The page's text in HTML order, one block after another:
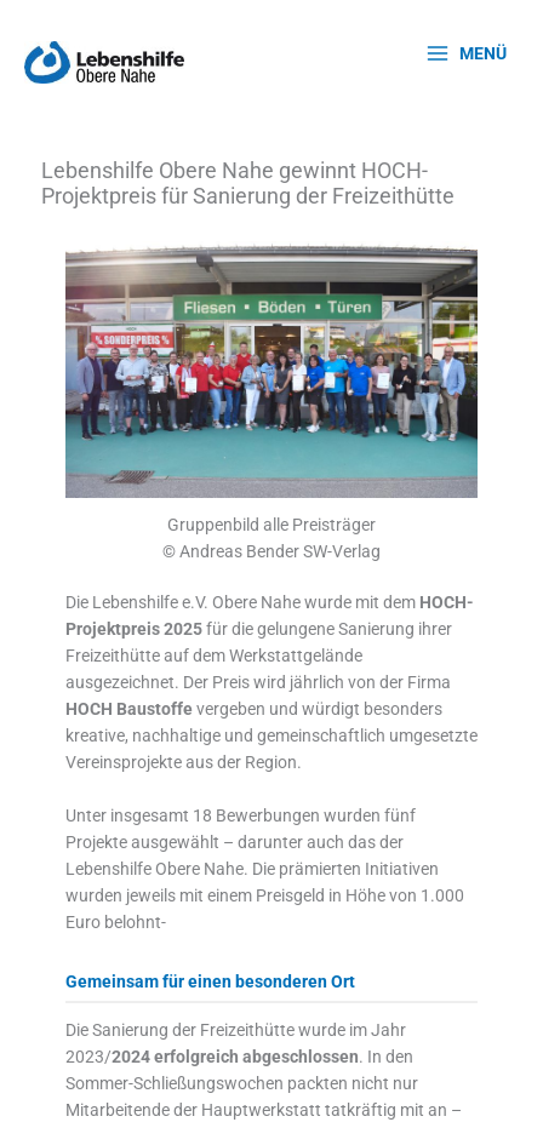
springen
MENÜ
Lebenshilfe Obere Nahe gewinnt HOCH-
Projektpreis für Sanierung der Freizeithütte
Gruppenbild alle Preisträger
©Andreas Bender SW-Verlag
Die Lebenshilfe e.V. Obere Nahe wurde mit dem HOCH-
Projektpreis 2025für die gelungene Sanierung ihrer
Freizeithütte auf dem Werkstattgelände
ausgezeichnet. Der Preis wird jährlich von der Firma
HOCH Baustoffevergeben und würdigt besonders
kreative, nachhaltige und gemeinschaftlich umgesetzte
Vereinsprojekte aus der Region.
Unter insgesamt 18 Bewerbungen wurden fünf
Projekte ausgewählt – darunter auch das der
Lebenshilfe Obere Nahe. Die prämierten Initiativen
wurden jeweils mit einem Preisgeld in Höhe von 1.000
Euro belohnt-
Gemeinsam für einen besonderen Ort
Die Sanierung der Freizeithütte wurde im Jahr
2023/2024 erfolgreich abgeschlossen. In den
Sommer-Schließungswochen packten nicht nur
Mitarbeitende der Hauptwerkstatt tatkräftig mit an –